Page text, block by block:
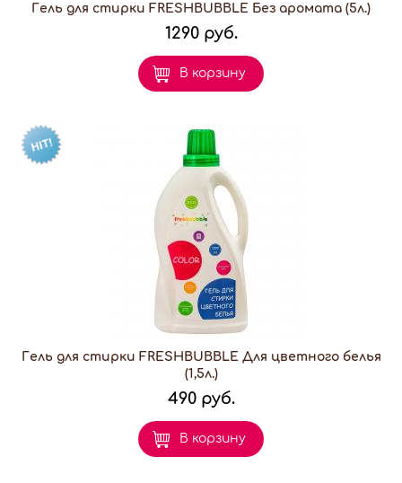
Гель для стирки FRESHBUBBLE Без аромата (5л.)
1290 руб.
В корзину
Гель для стирки FRESHBUBBLE Для цветного белья
(1,5л.)
490 руб.
В корзину